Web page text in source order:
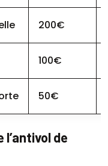
200€
100€
50€
de